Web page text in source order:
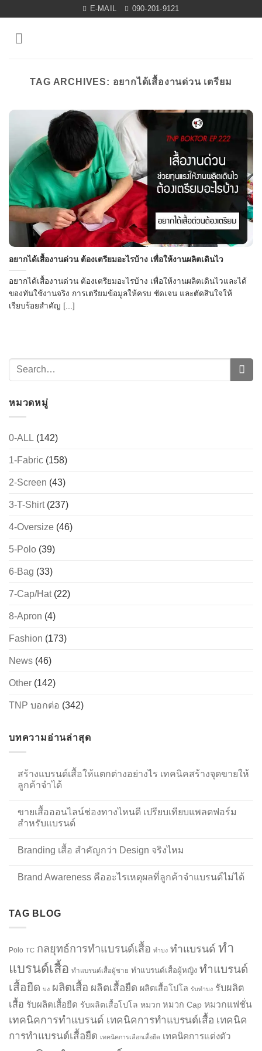
content
E-MAIL 090-201-9121
TAG ARCHIVES: อยากได้เสื้องานด่วน เตรียม
อยากได้เสื้องานด่วน ต้องเตรียมอะไรบ้าง เพื่อให้งานผลิตเดินไว
อยากได้เสื้องานด่วน ต้องเตรียมอะไรบ้าง เพื่อให้งานผลิตเดินไวและได้
ของทันใช้งานจริง การเตรียมข้อมูลให้ครบ ชัดเจน และตัดสินใจให้
เรียบร้อยสำคัญ [...]
หมวดหมู่
0-ALL (142)
1-Fabric (158)
2-Screen (43)
3-T-Shirt(237)
4-Oversize (46)
5-Polo (39)
6-Bag (33)
7-Cap/Hat(22)
8-Apron (4)
Fashion (173)
News (46)
Other (142)
TNP บอกต่อ (342)
บทความอ่านล่าสุด
สร้างแบรนด์เสื้อให้แตกต่างอย่างไร เทคนิคสร้างจุดขายให้
ลูกค้าจำได้
ขายเสื้อออนไลน์ช่องทางไหนดี เปรียบเทียบแพลตฟอร์ม
สำหรับแบรนด์
Branding เสื้อ สำคัญกว่า Design จริงไหม
Brand Awareness คืออะไรเหตุผลที่ลูกค้าจำแบรนด์ไม่ได้
TAG BLOG
Polo TC กลยุทธ์การทำแบรนด์เสื้อ ทำบง ทำแบรนด์ ทำ
แบรนด์เสื้อ ทำแบรนด์เสื้อผู้ชาย ทำแบรนด์เสื้อผู้หญิง ทำแบรนด์
เสื้อยืด บง ผลิตเสื้อ ผลิตเสื้อยืด ผลิตเสื้อโปโล รับทำบง รับผลิต
เสื้อ รับผลิตเสื้อยืด รับผลิตเสื้อโปโล หมวก หมวก Cap หมวกแฟชั่น
เทคนิคการทำแบรนด์ เทคนิคการทำแบรนด์เสื้อ เทคนิค
การทำแบรนด์เสื้อยืด เทคนิคการเลือกเสื้อยืด เทคนิคการแต่งตัว